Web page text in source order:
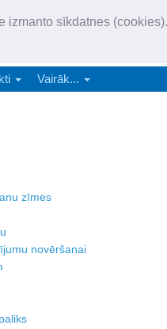
izmanto sīkdatnes (cookies).
Laiks” latviešu valodā aptver
Vairāk...
zīmes
novēršanai